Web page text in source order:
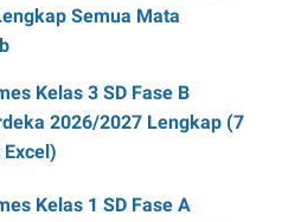
Semua Mata
Kelas 3 SD Fase B
2026/2027 Lengkap (7
Kelas 1 SD Fase A